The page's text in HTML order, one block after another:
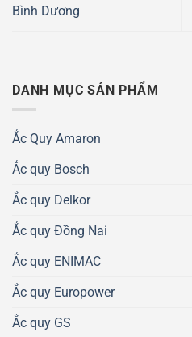
Bình Dương
DANH MỤC SẢN PHẨM
Ắc Quy Amaron
Ắc quy Bosch
Ắc quy Delkor
Ắc quy Đồng Nai
Ắc quy ENIMAC
Ắc quy Europower
Ắc quy GS